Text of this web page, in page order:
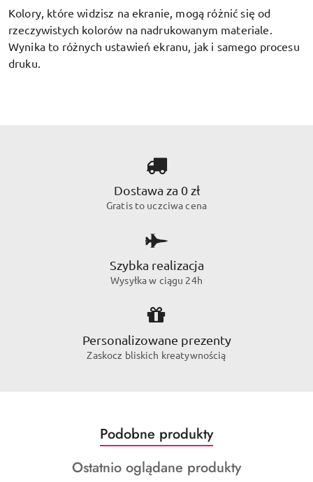
Kolory, które widzisz na ekranie, mogą różnić się od
rzeczywistych kolorów na nadrukowanym materiale.
Wynika to różnych ustawień ekranu, jak i samego procesu
druku.
Dostawa za 0 zł
Gratis to uczciwa cena
Szybka realizacja
Wysyłka w ciągu 24h
Personalizowane prezenty
Zaskocz bliskich kreatywnością
Pomiń karuzelę produktów
Produkty
o
statusie:
Podobne produkty
Produkty
Ostatnio oglądane produkty